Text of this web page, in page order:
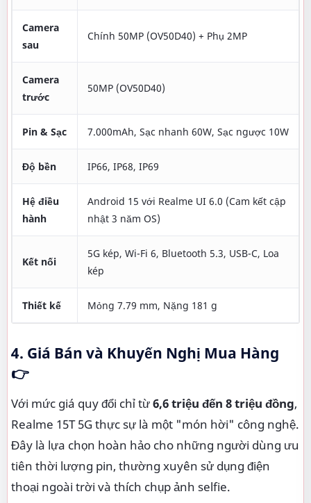
Camera
sau
Chính 50MP (OV50D40) + Phụ 2MP
Camera
trước
50MP (OV50D40)
Pin & Sạc 7.000mAh, Sạc nhanh 60W, Sạc ngược 10W
Độ bền IP66, IP68, IP69
Hệ điều
hành
Android 15 với Realme UI 6.0 (Cam kết cập
nhật 3 năm OS)
Kết nối
5G kép, Wi-Fi 6, Bluetooth 5.3, USB-C, Loa
kép
Thiết kế Mỏng 7.79 mm, Nặng 181 g
4. Giá Bán và Khuyến Nghị Mua Hàng
👉
Với mức giá quy đổi chỉ từ6,6 triệu đến 8 triệu đồng,
Realme 15T 5G thực sự là một "món hời" công nghệ.
Đây là lựa chọn hoàn hảo cho những người dùng ưu
tiên thời lượng pin, thường xuyên sử dụng điện
thoại ngoài trời và thích chụp ảnh selfie.